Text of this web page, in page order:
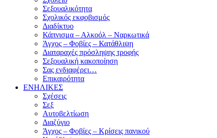
Σεξουαλικότητα
Σχολικός εκφοβισμός
Διαδίκτυο
Κάπνισμα – Αλκοόλ – Ναρκωτικά
Άγχος – Φοβίες – Κατάθλιψη
Διαταραχές πρόσληψης τροφής
Σεξουαλική κακοποίηση
Σας ενδιαφέρει…
Επικαιρότητα
ΕΝΗΛΙΚΕΣ
Σχέσεις
Σεξ
Αυτοβελτίωση
Διαζύγιο
Άγχος – Φοβίες – Κρίσεις πανικού